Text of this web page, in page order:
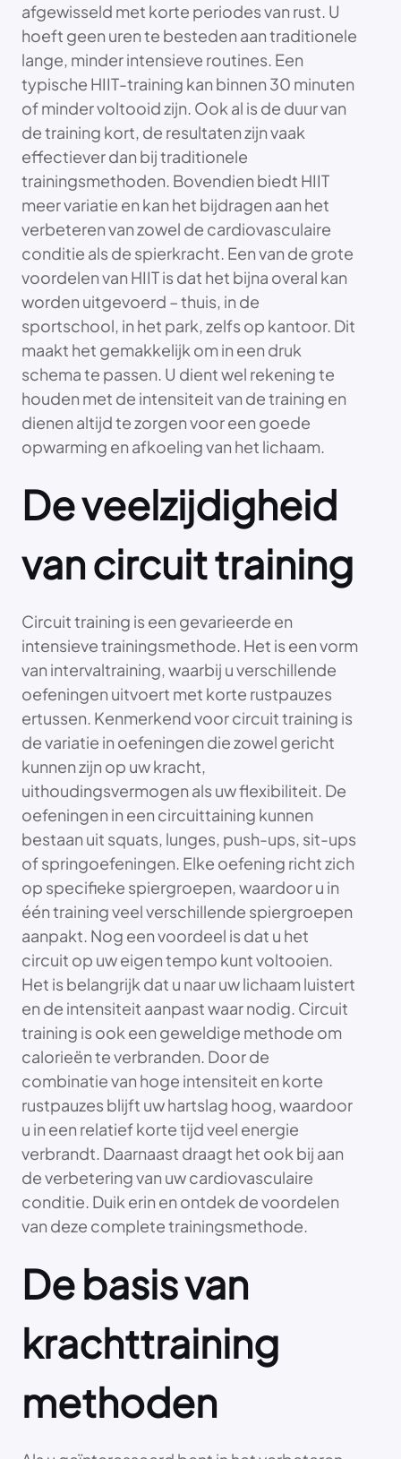
afgewisseld met korte periodes van rust. U
hoeft geen uren te besteden aan traditionele
lange, minder intensieve routines. Een
typische HIIT-training kan binnen 30 minuten
of minder voltooid zijn. Ook al is de duur van
de training kort, de resultaten zijn vaak
effectiever dan bij traditionele
trainingsmethoden. Bovendien biedt HIIT
meer variatie en kan het bijdragen aan het
verbeteren van zowel de cardiovasculaire
conditie als de spierkracht. Een van de grote
voordelen van HIIT is dat het bijna overal kan
worden uitgevoerd – thuis, in de
sportschool, in het park, zelfs op kantoor. Dit
maakt het gemakkelijk om in een druk
schema te passen. U dient wel rekening te
houden met de intensiteit van de training en
dienen altijd te zorgen voor een goede
opwarming en afkoeling van het lichaam.
De veelzijdigheid
van circuit training
Circuit training is een gevarieerde en
intensieve trainingsmethode. Het is een vorm
van intervaltraining, waarbij u verschillende
oefeningen uitvoert met korte rustpauzes
ertussen. Kenmerkend voor circuit training is
de variatie in oefeningen die zowel gericht
kunnen zijn op uw kracht,
uithoudingsvermogen als uw flexibiliteit. De
oefeningen in een circuittaining kunnen
bestaan uit squats, lunges, push-ups, sit-ups
of springoefeningen. Elke oefening richt zich
op specifieke spiergroepen, waardoor u in
één training veel verschillende spiergroepen
aanpakt. Nog een voordeel is dat u het
circuit op uw eigen tempo kunt voltooien.
Het is belangrijk dat u naar uw lichaam luistert
en de intensiteit aanpast waar nodig. Circuit
training is ook een geweldige methode om
calorieën te verbranden. Door de
combinatie van hoge intensiteit en korte
rustpauzes blijft uw hartslag hoog, waardoor
u in een relatief korte tijd veel energie
verbrandt. Daarnaast draagt het ook bij aan
de verbetering van uw cardiovasculaire
conditie. Duik erin en ontdek de voordelen
van deze complete trainingsmethode.
De basis van
krachttraining
methoden